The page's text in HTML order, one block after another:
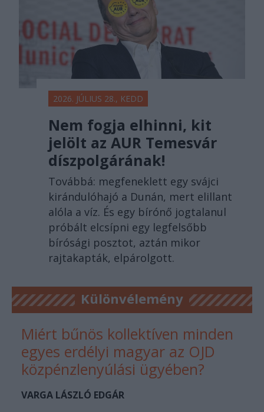
2026. JÚLIUS 28., KEDD
Nem fogja elhinni, kit
jelölt az AUR Temesvár
díszpolgárának!
Továbbá: megfeneklett egy svájci
kirándulóhajó a Dunán, mert elillant
alóla a víz. És egy bírónő jogtalanul
próbált elcsípni egy legfelsőbb
bírósági posztot, aztán mikor
rajtakapták, elpárolgott.
Különvélemény
Miért bűnös kollektíven minden
egyes erdélyi magyar az OJD
közpénzlenyúlási ügyében?
VARGA LÁSZLÓ EDGÁR